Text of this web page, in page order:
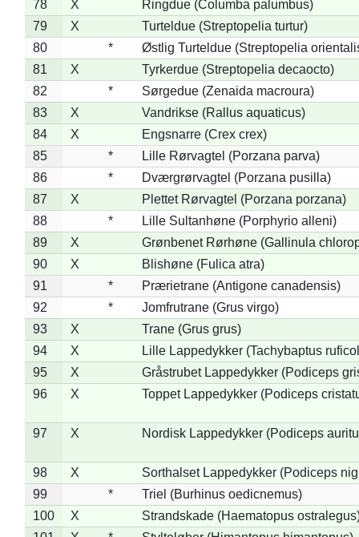
78
X
Ringdue (Columba palumbus)
79
X
Turteldue (Streptopelia turtur)
80
*
Østlig Turteldue (Streptopelia
81
X
Tyrkerdue (Streptopelia decaocto)
82
*
Sørgedue (Zenaida macroura)
83
X
Vandrikse (Rallus aquaticus)
84
X
Engsnarre (Crex crex)
85
*
Lille Rørvagtel (Porzana parva)
86
*
Dværgrørvagtel (Porzana pusilla)
87
X
Plettet Rørvagtel (Porzana porzana)
88
*
Lille Sultanhøne (Porphyrio alleni)
89
X
Grønbenet Rørhøne (Gallinula
90
X
Blishøne (Fulica atra)
91
*
Prærietrane (Antigone canadensis)
92
*
Jomfrutrane (Grus virgo)
93
X
Trane (Grus grus)
94
X
Lille Lappedykker (Tachybaptus
95
X
Gråstrubet Lappedykker (Podiceps
96
X Toppet Lappedykker (Podiceps
97 X Nordisk Lappedykker (Podiceps
98 X
Sorthalset Lappedykker (Podiceps
99
*
Triel (Burhinus oedicnemus)
100
X
Strandskade (Haematopus